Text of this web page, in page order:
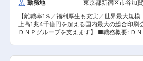
ラリストいずれのキャリア形成も可能。社内
チャー制度を活用し、新規事業への挑戦もで
す。 ■働き方 コンサル経験の長い幹部層が多
く、長期就業できる会社を作りたいという思い
土日祝休み ・所定労働7.5H、残業全社平均25
間程度 ・コーヒーメーカーや、炭酸飲料など
インの策定 ・コードレビュー・設計レビュー
セキュリティ観点での参加 ・外部セキュリテ
断会社との連携、結果分析・改善推進 ◇クラウド
インフラセキュリティ ・AWS環境（ECS、
Aurora、Cognito、S3等）のセキュリティ強化
IAM設計・アクセス制御の改善 ・ネットワー
勤務地
東京都新宿区市谷加
【離職率1%／福利厚生も充実／世界最大規模
上高1兆4千億円を超える国内最大の総合印刷
ＤＮＰグループを支えます】 ■職務概要: ＤＮ
ーバーセキュリティ関連の業務をお任せ致し